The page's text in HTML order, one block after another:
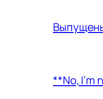
**No, I’m